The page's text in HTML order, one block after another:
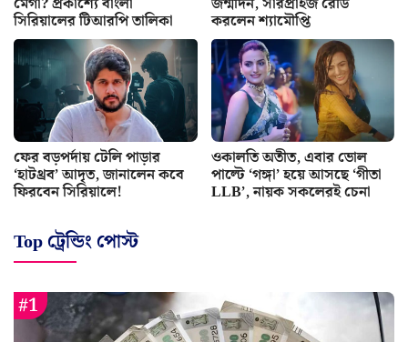
সিরিয়ালের টিআরপি তালিকা করলেন শ্যামৌপ্তি
ফের বড়পর্দায় টেলি পাড়ার
‘হাটথ্রব’ আদৃত, জানালেন কবে
ফিরবেন সিরিয়ালে!
ওকালতি অতীত, এবার ভোল
পাল্টে ‘গঙ্গা’ হয়ে আসছে ‘গীতা
LLB’, নায়ক সকলেরই চেনা
Top ট্রেন্ডিং পোস্ট